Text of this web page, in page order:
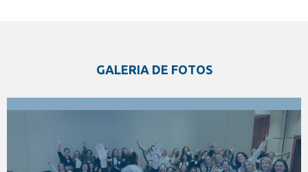
GALERIA DE FOTOS